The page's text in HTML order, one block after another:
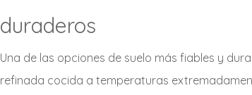
duraderos
Una de las opciones de suelo más fiables y
refinada cocida a temperaturas